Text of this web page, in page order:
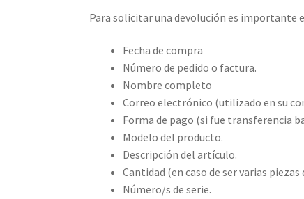
Para solicitar una devolución es importante
Fecha de compra
Número de pedido o factura.
Nombre completo
Correo electrónico (utilizado en su
Forma de pago (si fue transferencia
Modelo del producto.
Descripción del artículo.
Cantidad (en caso de ser varias
Número/s de serie.